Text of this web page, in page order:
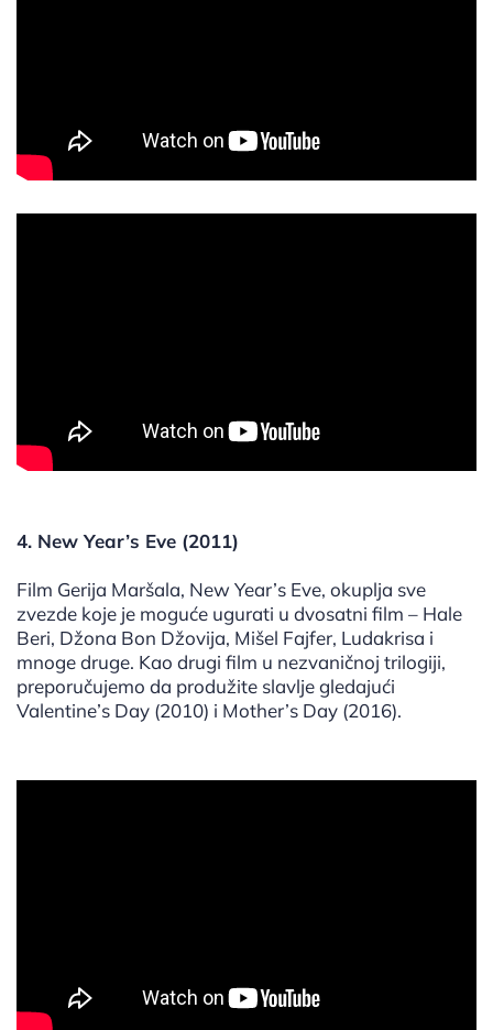
4. New Year’s Eve (2011)
Film Gerija Maršala, New Year’s Eve, okuplja sve
zvezde koje je moguće ugurati u dvosatni film – Hale
Beri, Džona Bon Džovija, Mišel Fajfer, Ludakrisa i
mnoge druge. Kao drugi film u nezvaničnoj trilogiji,
preporučujemo da produžite slavlje gledajući
Valentine’s Day (2010) i Mother’s Day (2016).